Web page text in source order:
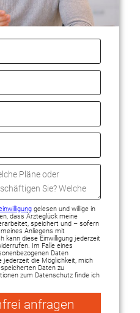
gelesen und willige in
dass Ärzteglück meine
speichert und – sofern
Anliegens mit
kann diese Einwilligung jederzeit
Im Falle eines
Daten
jederzeit die Möglichkeit, mich
Daten zu
zum Datenschutz finde ich
anfragen